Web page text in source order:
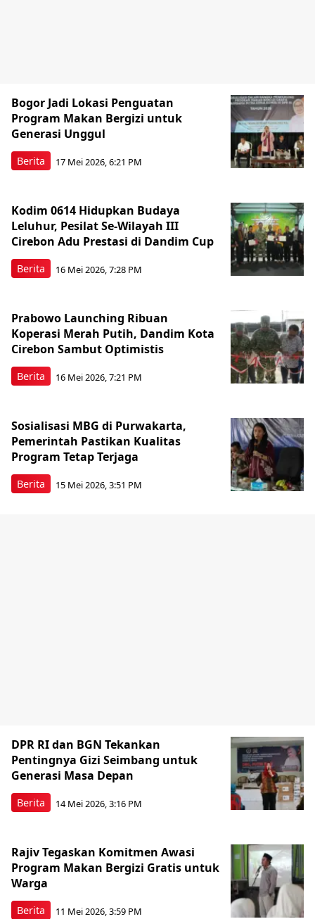
Berita
Bogor Jadi Lokasi Penguatan
Program Makan Bergizi untuk
Generasi Unggul
17 Mei 2026, 6:21 PM
Berita
Kodim 0614 Hidupkan Budaya
Leluhur, Pesilat Se-Wilayah III
Cirebon Adu Prestasi di Dandim Cup
16 Mei 2026, 7:28 PM
Berita
Prabowo Launching Ribuan
Koperasi Merah Putih, Dandim Kota
Cirebon Sambut Optimistis
16 Mei 2026, 7:21 PM
Berita
Sosialisasi MBG di Purwakarta,
Pemerintah Pastikan Kualitas
Program Tetap Terjaga
15 Mei 2026, 3:51 PM
Berita
DPR RI dan BGN Tekankan
Pentingnya Gizi Seimbang untuk
Generasi Masa Depan
14 Mei 2026, 3:16 PM
Berita
Rajiv Tegaskan Komitmen Awasi
Program Makan Bergizi Gratis untuk
Warga
11 Mei 2026, 3:59 PM